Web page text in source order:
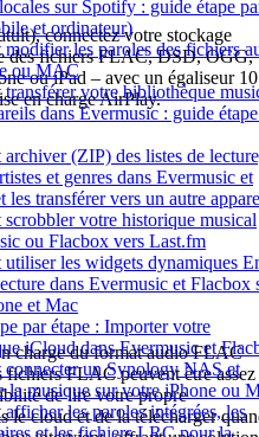
sur Spotify : guide étape
et ordinateur)
modifier les paroles des fichiers
ou MAC
transférer votre bibliothèque
dans Evermusic : guide
archiver (ZIP) des listes de
et genres dans Evermusic et
les transférer vers un autre
scrobbler votre historique musical
ou Flacbox vers Last.fm
utiliser les widgets dynamiques
dans Evermusic et Flacbox
et Mac
par étape : Importer votre
iCloud dans Evermusic et
connecter un Synology NAS et
la musique sur votre iPhone ou
les paroles intégrées, les
et les fichiers LRC pour la
connectez votre stockage
des fichiers FLAC, DSD, OGG,
ou iPad – avec un égaliseur 10
en charge AirPlay.
charge du format audio FLAC
fichiers FLAC peuvent être assez
de lire votre propre
cloud et de la télécharger